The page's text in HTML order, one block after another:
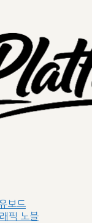
보드
픽 노블